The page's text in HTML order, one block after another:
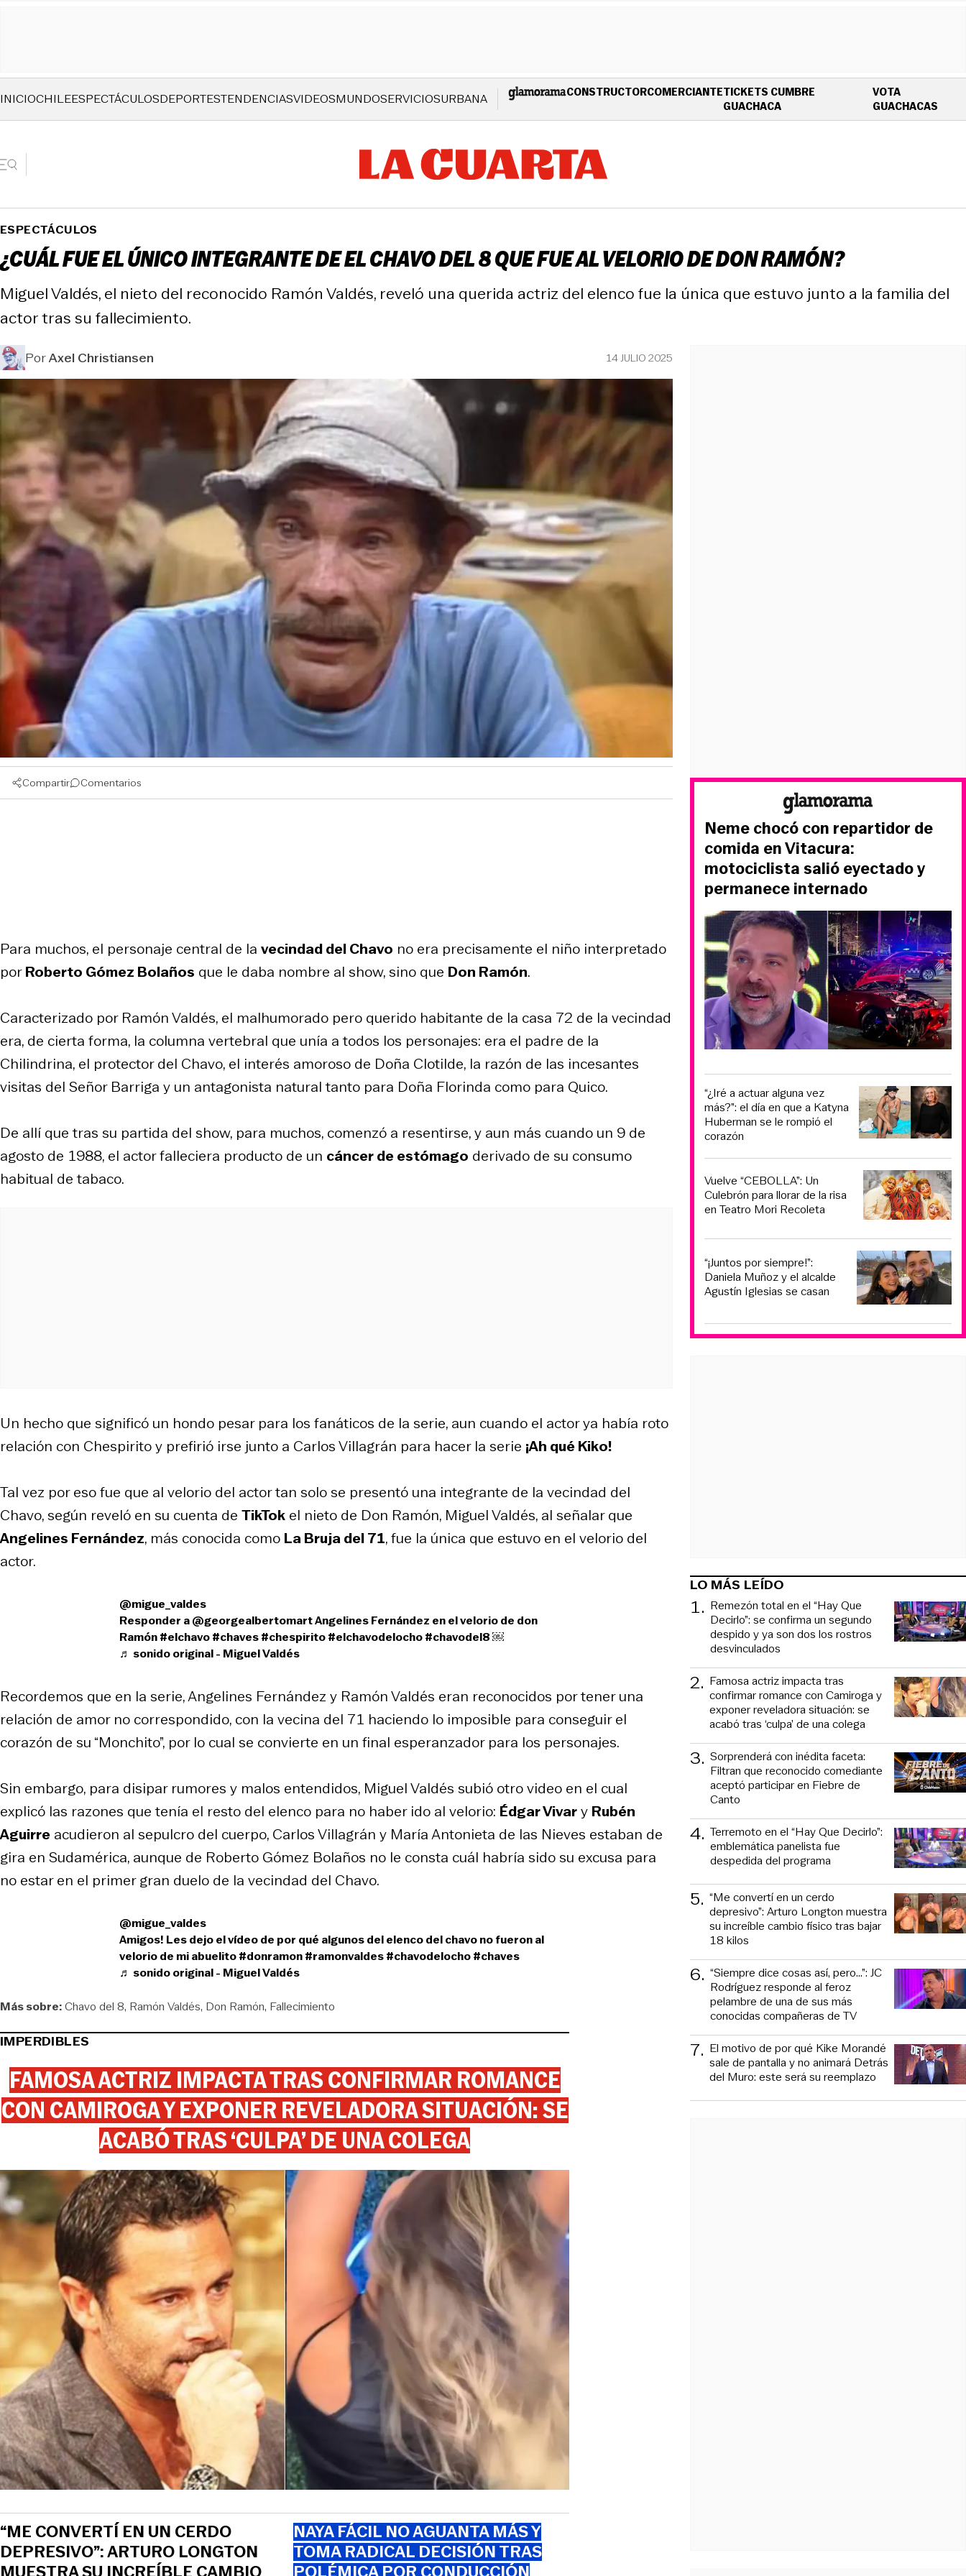
INICIOCHILEESPECTÁCULOSDEPORTESTENDENCIASVIDEOSMUNDOSERVICIOSURBANA CONSTRUCTORCOMERCIANTETICKETS CUMBRE
GUACHACAOPENS IN NEW WINDOW
VOTA
GUACHACAS
ESPECTÁCULOS
¿CUÁL FUE EL ÚNICO INTEGRANTE DE EL CHAVO DEL 8 QUE FUE AL VELORIO DE DON RAMÓN?
Miguel Valdés, el nieto del reconocido Ramón Valdés, reveló una querida actriz del elenco fue la única que estuvo junto a la familia del
actor tras su fallecimiento.
PorAxel Christiansen 14 JULIO 2025
Compartir Comentarios
Para muchos, el personaje central de la vecindad del Chavo no era precisamente el niño interpretado
porRoberto Gómez Bolaños que le daba nombre al show, sino que Don Ramón.
Caracterizado por Ramón Valdés, el malhumorado pero querido habitante de la casa 72 de la vecindad
era, de cierta forma, la columna vertebral que unía a todos los personajes: era el padre de la
Chilindrina, el protector del Chavo, el interés amoroso de Doña Clotilde, la razón de las incesantes
visitas del Señor Barriga y un antagonista natural tanto para Doña Florinda como para Quico.
De allí que tras su partida del show, para muchos, comenzó a resentirse, y aun más cuando un 9 de
agosto de 1988, el actor falleciera producto de un cáncer de estómago derivado de su consumo
habitual de tabaco.
Un hecho que significó un hondo pesar para los fanáticos de la serie, aun cuando el actor ya había roto
relación con Chespirito y prefirió irse junto a Carlos Villagrán para hacer la serie ¡Ah qué Kiko!
Tal vez por eso fue que al velorio del actor tan solo se presentó una integrante de la vecindad del
Chavo, según reveló en su cuenta de TikTok el nieto de Don Ramón, Miguel Valdés, al señalar que
Angelines Fernández, más conocida como La Bruja del 71, fue la única que estuvo en el velorio del
actor.
@migue_valdes
Responder a @georgealbertomart Angelines Fernández en el velorio de don
Ramón#elchavo#chaves#chespirito#elchavodelocho#chavodel8￼
♬ sonido original - Miguel Valdés
Recordemos que en la serie, Angelines Fernández y Ramón Valdés eran reconocidos por tener una
relación de amor no correspondido, con la vecina del 71 haciendo lo imposible para conseguir el
corazón de su “Monchito”, por lo cual se convierte en un final esperanzador para los personajes.
Sin embargo, para disipar rumores y malos entendidos, Miguel Valdés subió otro video en el cual
explicó las razones que tenía el resto del elenco para no haber ido al velorio: Édgar Vivary Rubén
Aguirre acudieron al sepulcro del cuerpo, Carlos Villagrán y María Antonieta de las Nieves estaban de
gira en Sudamérica, aunque de Roberto Gómez Bolaños no le consta cuál habría sido su excusa para
no estar en el primer gran duelo de la vecindad del Chavo.
@migue_valdes
Amigos! Les dejo el vídeo de por qué algunos del elenco del chavo no fueron al
velorio de mi abuelito#donramon#ramonvaldes#chavodelocho#chaves
♬ sonido original - Miguel Valdés
Más sobre:Chavo del 8 Ramón Valdés Don Ramón Fallecimiento
IMPERDIBLES
FAMOSA ACTRIZ IMPACTA TRAS CONFIRMAR ROMANCE
CON CAMIROGA Y EXPONER REVELADORA SITUACIÓN: SE
ACABÓ TRAS ‘CULPA’ DE UNA COLEGA
“ME CONVERTÍ EN UN CERDO
DEPRESIVO”: ARTURO LONGTON
NAYA FÁCIL NO AGUANTA MÁS Y
TOMA RADICAL DECISIÓN TRAS
Neme chocó con repartidor de
comida en Vitacura:
motociclista salió eyectado y
permanece internado
“¿Iré a actuar alguna vez
más?”: el día en que a Katyna
Huberman se le rompió el
corazón
Vuelve “CEBOLLA”: Un
Culebrón para llorar de la risa
en Teatro Mori Recoleta
“¡Juntos por siempre!”:
Daniela Muñoz y el alcalde
Agustín Iglesias se casan
LO MÁS LEÍDO
1. Remezón total en el “Hay Que
Decirlo”: se confirma un segundo
despido y ya son dos los rostros
desvinculados
2. Famosa actriz impacta tras
confirmar romance con Camiroga y
exponer reveladora situación: se
acabó tras ‘culpa’ de una colega
3. Sorprenderá con inédita faceta:
Filtran que reconocido comediante
aceptó participar en Fiebre de
Canto
4. Terremoto en el “Hay Que Decirlo”:
emblemática panelista fue
despedida del programa
5. “Me convertí en un cerdo
depresivo”: Arturo Longton muestra
su increíble cambio físico tras bajar
18 kilos
6. “Siempre dice cosas así, pero...”: JC
Rodríguez responde al feroz
pelambre de una de sus más
conocidas compañeras de TV
7. El motivo de por qué Kike Morandé
sale de pantalla y no animará Detrás
del Muro: este será su reemplazo